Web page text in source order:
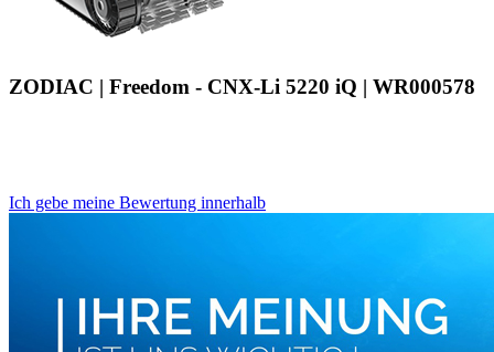
ZODIAC | Freedom - CNX-Li 5220 iQ | WR000578
Ich gebe meine Bewertung innerhalb